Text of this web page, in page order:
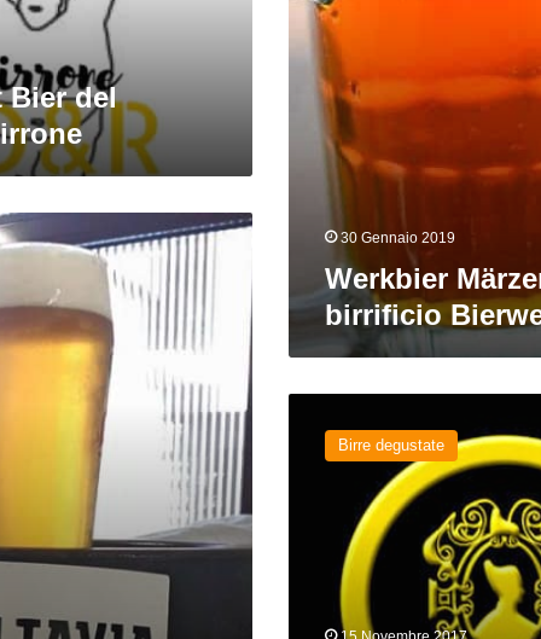
Bier del
30 Gennaio 2019
Werkbier
birrificio
Birrificio
Birre degustate